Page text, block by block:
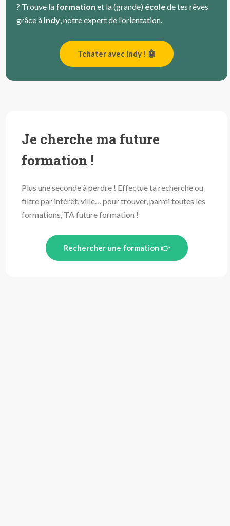
? Trouve la formation et la (grande) écolede tes rêves
grâce à Indy, notre expert de l’orientation.
Tchater avec Indy ! 🤖
Je cherche ma future
formation !
Plus une seconde à perdre ! Effectue ta recherche ou
filtre par intérêt, ville… pour trouver, parmi toutes les
formations, TA future formation !
Rechercher une formation 👉